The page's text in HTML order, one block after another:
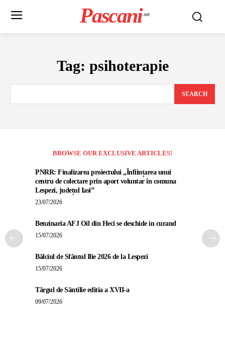
Pascani .net
Tag: psihoterapie
SEARCH
BROWSE OUR EXCLUSIVE ARTICLES!
PNRR: Finalizarea proiectului „Înființarea unui
centru de colectare prin aport voluntar în comuna
Lespezi, județul Iasi”
23/07/2026
Benzinaria AFJ Oil din Heci se deschide in curand
15/07/2026
Bâlciul de Sfântul Ilie 2026 de la Lespezi
15/07/2026
Târgul de Sântilie editia a XVII-a
09/07/2026